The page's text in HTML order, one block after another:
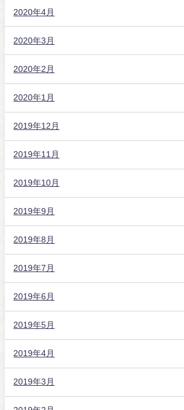
2020年4月
2020年3月
2020年2月
2020年1月
2019年12月
2019年11月
2019年10月
2019年9月
2019年8月
2019年7月
2019年6月
2019年5月
2019年4月
2019年3月